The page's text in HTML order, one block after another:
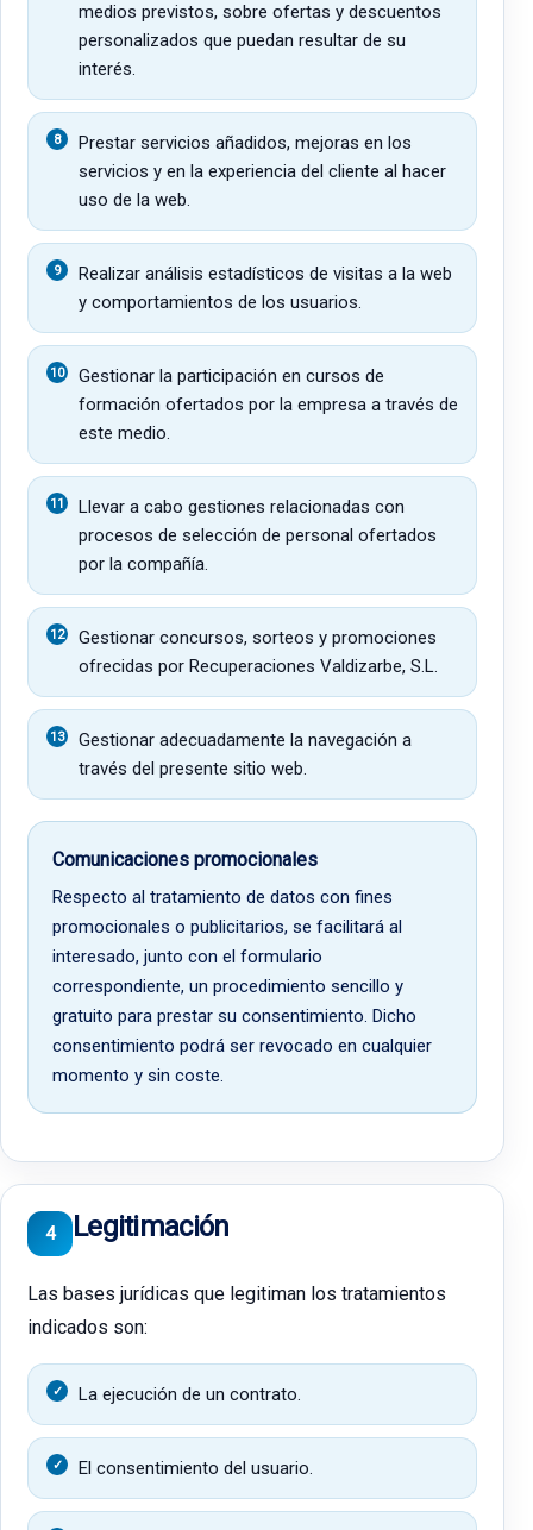
medios previstos, sobre ofertas y descuentos
personalizados que puedan resultar de su
interés.
Prestar servicios añadidos, mejoras en los
servicios y en la experiencia del cliente al hacer
uso de la web.
Realizar análisis estadísticos de visitas a la web
y comportamientos de los usuarios.
Gestionar la participación en cursos de
formación ofertados por la empresa a través de
este medio.
Llevar a cabo gestiones relacionadas con
procesos de selección de personal ofertados
por la compañía.
Gestionar concursos, sorteos y promociones
ofrecidas por Recuperaciones Valdizarbe, S.L.
Gestionar adecuadamente la navegación a
través del presente sitio web.
Comunicaciones promocionales
Respecto al tratamiento de datos con fines
promocionales o publicitarios, se facilitará al
interesado, junto con el formulario
correspondiente, un procedimiento sencillo y
gratuito para prestar su consentimiento. Dicho
consentimiento podrá ser revocado en cualquier
momento y sin coste.
4 Legitimación
Las bases jurídicas que legitiman los tratamientos
indicados son:
La ejecución de un contrato.
El consentimiento del usuario.